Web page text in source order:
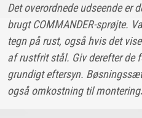
Det overordnede udseende er
brugt COMMANDER-sprøjte.
tegn på rust, også hvis det
af rustfrit stål. Giv derefter de
grundigt eftersyn.
også omkostning til